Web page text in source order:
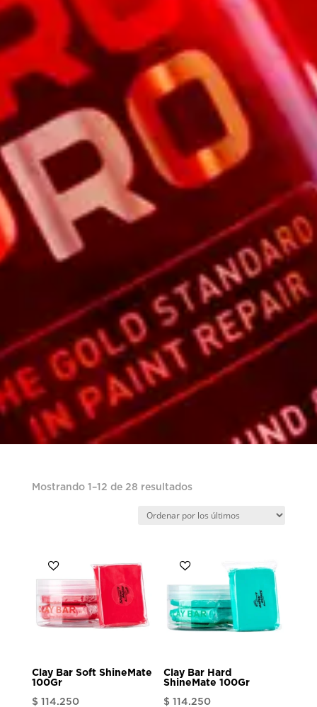
Mostrando 1–12 de 28 resultadosOrdenado
los
Clay Bar Soft ShineMate
100Gr
$ 114.250
Clay Bar Hard
ShineMate 100Gr
$ 114.250